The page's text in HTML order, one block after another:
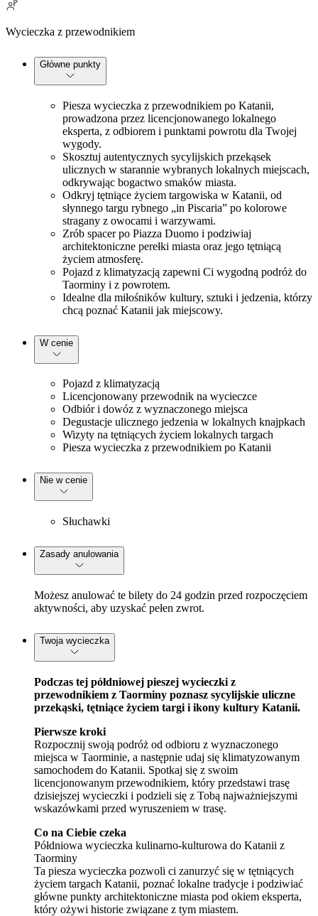
Wycieczka z przewodnikiem
Główne punkty
Piesza wycieczka z przewodnikiem po Katanii,
prowadzona przez licencjonowanego lokalnego
eksperta, z odbiorem i punktami powrotu dla Twojej
wygody.
Skosztuj autentycznych sycylijskich przekąsek
ulicznych w starannie wybranych lokalnych miejscach,
odkrywając bogactwo smaków miasta.
Odkryj tętniące życiem targowiska w Katanii, od
słynnego targu rybnego „in Piscaria” po kolorowe
stragany z owocami i warzywami.
Zrób spacer po Piazza Duomo i podziwiaj
architektoniczne perełki miasta oraz jego tętniącą
życiem atmosferę.
Pojazd z klimatyzacją zapewni Ci wygodną podróż do
Taorminy i z powrotem.
Idealne dla miłośników kultury, sztuki i jedzenia, którzy
chcą poznać Katanii jak miejscowy.
W cenie
Pojazd z klimatyzacją
Licencjonowany przewodnik na wycieczce
Odbiór i dowóz z wyznaczonego miejsca
Degustacje ulicznego jedzenia w lokalnych knajpkach
Wizyty na tętniących życiem lokalnych targach
Piesza wycieczka z przewodnikiem po Katanii
Nie w cenie
Słuchawki
Zasady anulowania
Możesz anulować te bilety do 24 godzin przed rozpoczęciem
aktywności, aby uzyskać pełen zwrot.
Twoja wycieczka
Podczas tej półdniowej pieszej wycieczki z
przewodnikiem z Taorminy poznasz sycylijskie uliczne
przekąski, tętniące życiem targi i ikony kultury Katanii.
Pierwsze kroki
Rozpocznij swoją podróż od odbioru z wyznaczonego
miejsca w Taorminie, a następnie udaj się klimatyzowanym
samochodem do Katanii. Spotkaj się z swoim
licencjonowanym przewodnikiem, który przedstawi trasę
dzisiejszej wycieczki i podzieli się z Tobą najważniejszymi
wskazówkami przed wyruszeniem w trasę.
Co na Ciebie czeka
Półdniowa wycieczka kulinarno-kulturowa do Katanii z
Taorminy
Ta piesza wycieczka pozwoli ci zanurzyć się w tętniących
życiem targach Katanii, poznać lokalne tradycje i podziwiać
główne punkty architektoniczne miasta pod okiem eksperta,
który ożywi historie związane z tym miastem.